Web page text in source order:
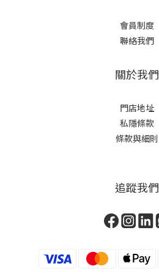
會員制度
聯絡我們
關於我們
門店地址
私隱條款
條款與細則
追蹤我們